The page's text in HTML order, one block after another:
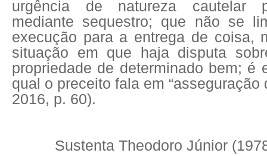
urgência de natureza cautelar
mediante sequestro; que não se
execução para a entrega de coisa,
situação em que haja disputa
propriedade de determinado bem; é
qual o preceito fala em “asseguração
2016, p. 60).
Sustenta Theodoro Júnior